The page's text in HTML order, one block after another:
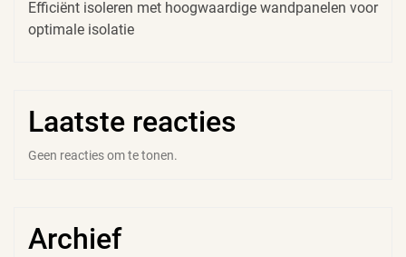
Efficiënt isoleren met hoogwaardige wandpanelen voor
optimale isolatie
Laatste reacties
Geen reacties om te tonen.
Archief